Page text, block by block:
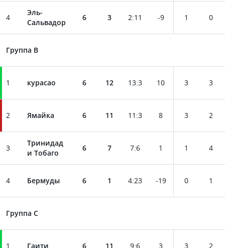
4
Эль-
Сальвадор
6 3 2:11 -9 1 0
Группа B
1 курасао 6 12 13:3 10 3 3
2 Ямайка 6 11 11 :3 8 3 2
3
Тринидад
и Тобаго
6 7 7:6 1 1 4
4 Бермуды 6 1 4:23 -19 0 1
Группа C
1 Гаити 6 11 9:6 3 3 2